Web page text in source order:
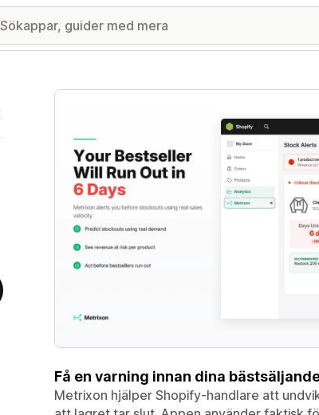
Galleri med utvalda bilder
Få en varning innan dina
Metrixon hjälper Shopify-handlare att